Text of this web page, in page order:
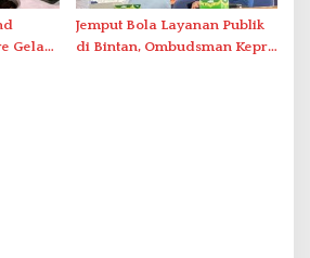
Gelar
Jemput Bola Layanan Publik
di Bintan, Ombudsman Kepri